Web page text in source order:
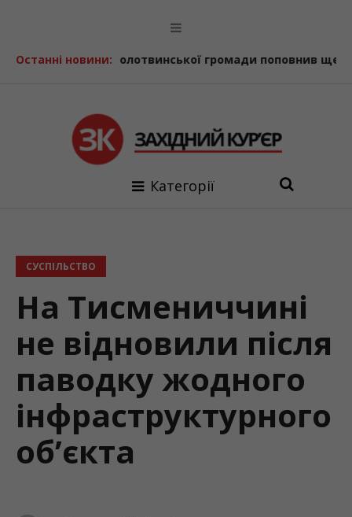
Останні новини:
Солотвинської громади поповнив ще один
Категорії
СУСПІЛЬСТВО
На Тисмениччині
не відновили після
паводку жодного
інфраструктурного
об’єкта